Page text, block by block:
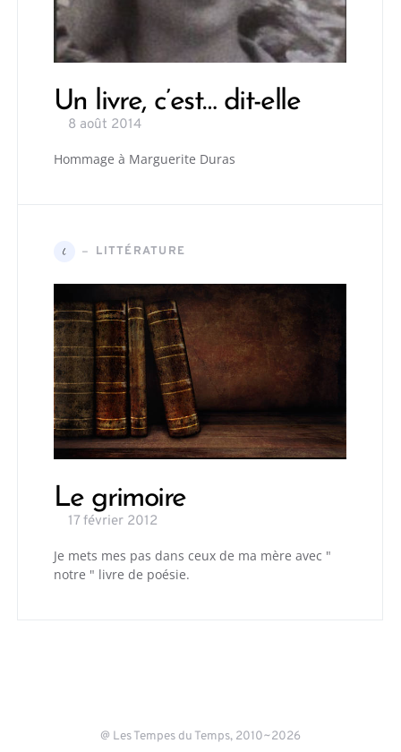
Un livre, c’est… dit-elle
8 août 2014
Hommage à Marguerite Duras
L LITTÉRATURE
Le grimoire
17 février 2012
Je mets mes pas dans ceux de ma mère avec "
notre " livre de poésie.
@ Les Tempes du Temps, 2010~2026